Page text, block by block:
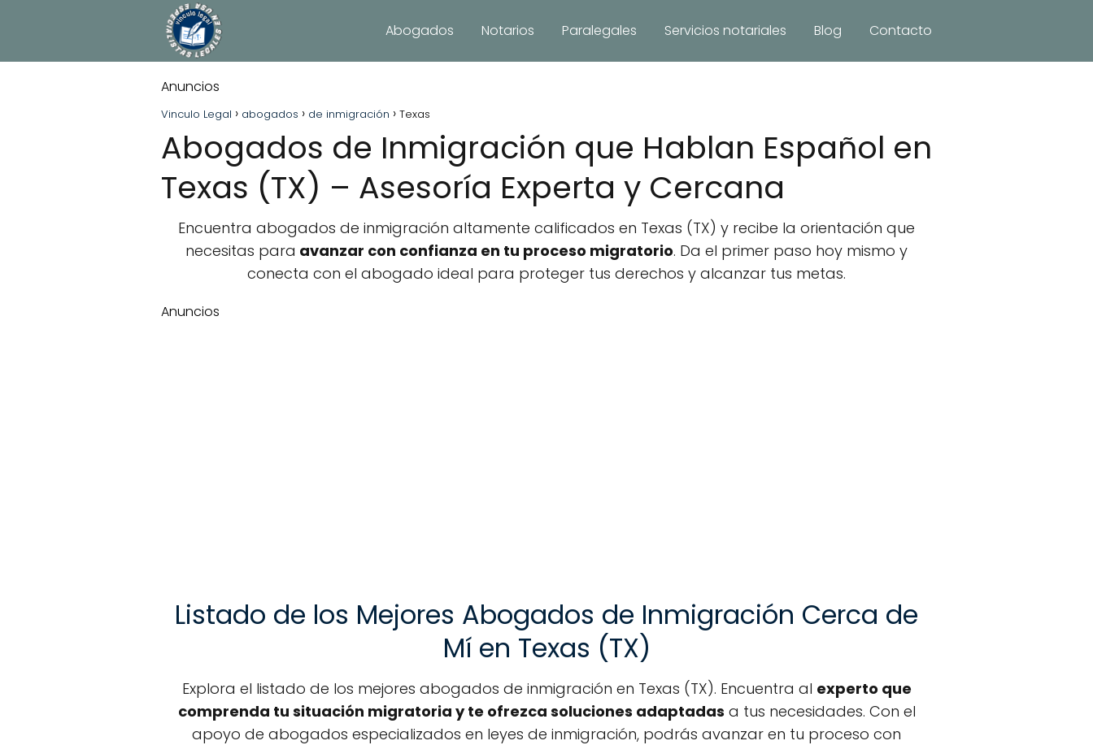
Abogados Notarios Paralegales Servicios notariales Blog Contacto
Anuncios
Vinculo Legal abogados de inmigración Texas
Abogados de Inmigración que Hablan Español en
Texas (TX) – Asesoría Experta y Cercana
Encuentra abogados de inmigración altamente calificados en Texas (TX) y recibe la orientación que
necesitas para avanzar con confianza en tu proceso migratorio. Da el primer paso hoy mismo y
conecta con el abogado ideal para proteger tus derechos y alcanzar tus metas.
Anuncios
Listado de los Mejores Abogados de Inmigración Cerca de
Mí en Texas (TX)
Explora el listado de los mejores abogados de inmigración en Texas (TX). Encuentra al experto que
comprenda tu situación migratoria y te ofrezca soluciones adaptadas a tus necesidades. Con el
apoyo de abogados especializados en leyes de inmigración, podrás avanzar en tu proceso con